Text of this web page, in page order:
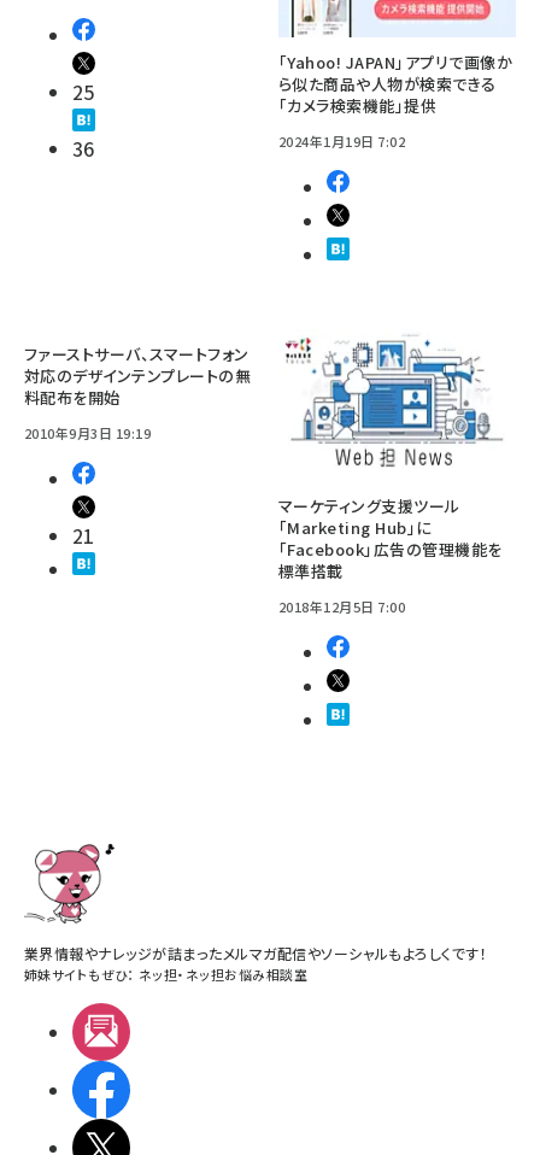
25
36
「Yahoo! JAPAN」アプリで画像か
ら似た商品や人物が検索できる
「カメラ検索機能」提供
2024年1月19日 7:02
ファーストサーバ、スマートフォン
対応のデザインテンプレートの無
料配布を開始
2010年9月3日 19:19
21
マーケティング支援ツール
「Marketing Hub」に
「Facebook」広告の管理機能を
標準搭載
2018年12月5日 7:00
業界情報やナレッジが詰まったメルマガ配信やソーシャルもよろしくです！
姉妹サイトもぜひ： ネッ担・ ネッ担お悩み相談室